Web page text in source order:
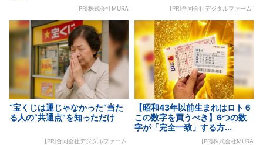
[PR]株式会社MURA [PR]合同会社デジタルファーム
“宝くじは運じゃなかった”当た
る人の“共通点”を知っただけ
[PR]合同会社デジタルファーム
【昭和43年以前生まれはロト６
この数字を買うべき】6つの数
字が「完全一致」する方...
[PR]株式会社MURA